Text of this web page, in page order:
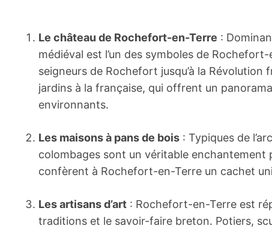
Le château de Rochefort-en-Terre :
médiéval est l’un des symboles de
seigneurs de Rochefort jusqu’à la Révolution
jardins à la française, qui offrent un
environnants.
Les maisons à pans de bois : Typiques de
colombages sont un véritable
confèrent à Rochefort-en-Terre un cachet
Les artisans d’art : Rochefort-en-Terre est
traditions et le savoir-faire breton. Potiers,